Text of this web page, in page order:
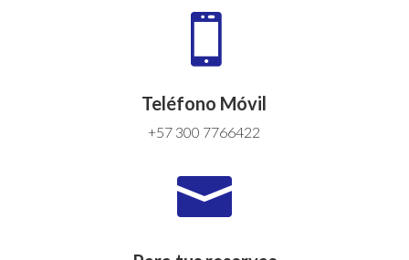

Teléfono Móvil
+57 300 7766422
